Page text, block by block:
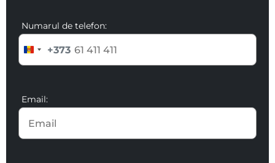
Numarul de telefon:
+373
Email: